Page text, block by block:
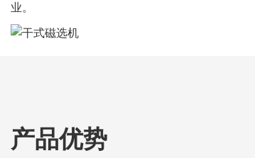
业。
产品优势